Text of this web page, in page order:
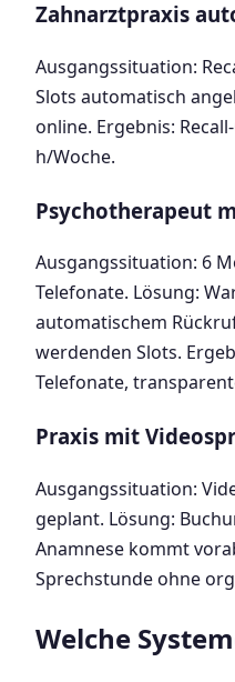
Zahnarztpraxis
Ausgangssituation:
Slots automatisch
online. Ergebnis:
h/Woche.
Psychotherapeut
Ausgangssituation: 6
Telefonate. Lösung:
automatischem
werdenden Slots.
Telefonate,
Praxis mit
Ausgangssituation:
geplant. Lösung:
Anamnese kommt
Sprechstunde ohne
Welche